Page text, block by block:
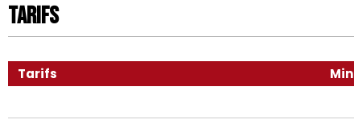
Tarifs
Tarifs Min